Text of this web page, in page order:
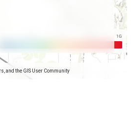
and the GIS User Community